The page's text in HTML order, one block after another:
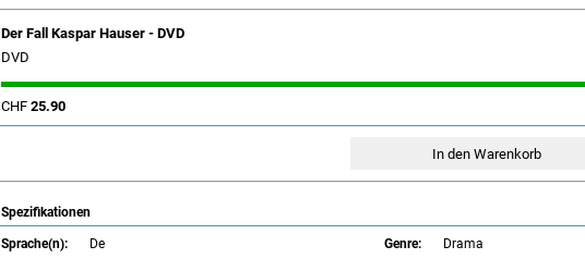
Der Fall Kaspar Hauser - DVD
DVD
CHF 25.90
Spezifikationen
Sprache(n): De Genre: Drama